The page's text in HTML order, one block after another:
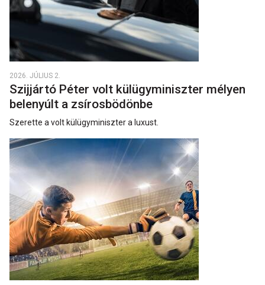
2026. JÚLIUS 2.
Szijjártó Péter volt külügyminiszter mélyen
belenyúlt a zsírosbödönbe
Szerette a volt külügyminiszter a luxust.